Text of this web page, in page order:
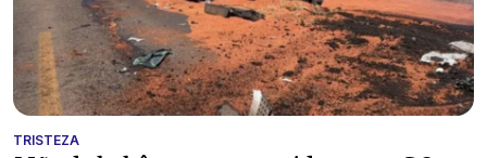
TRISTEZA